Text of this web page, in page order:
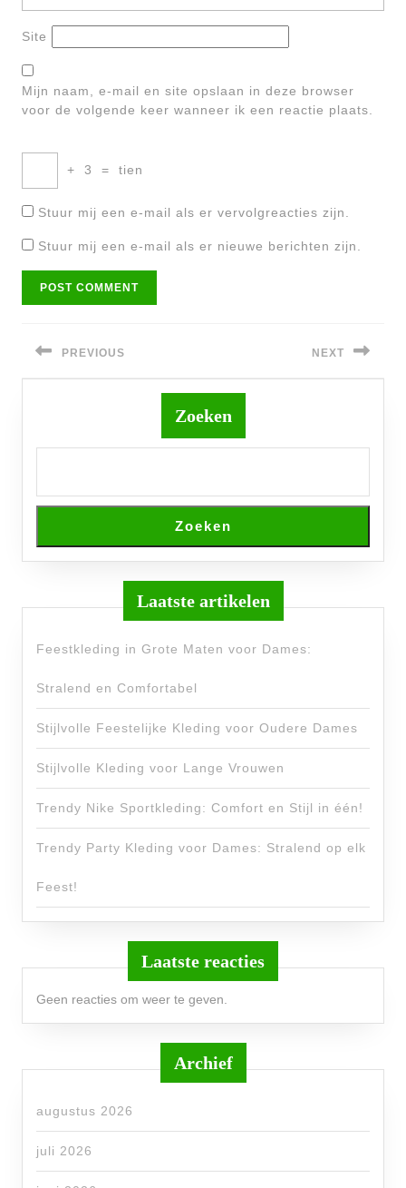
Site
Mijn naam, e-mail en site opslaan in deze browser
voor de volgende keer wanneer ik een reactie plaats.
+ 3 = tien
Stuur mij een e-mail als er vervolgreacties zijn.
Stuur mij een e-mail als er nieuwe berichten zijn.
navigatie
PREVIOUS NEXT
Next
post:
Zoeken
Zoeken
Laatste artikelen
Feestkleding in Grote Maten voor Dames:
Stralend en Comfortabel
Stijlvolle Feestelijke Kleding voor Oudere Dames
Stijlvolle Kleding voor Lange Vrouwen
Trendy Nike Sportkleding: Comfort en Stijl in één!
Trendy Party Kleding voor Dames: Stralend op elk
Feest!
Laatste reacties
Geen reacties om weer te geven.
Archief
augustus 2026
juli 2026